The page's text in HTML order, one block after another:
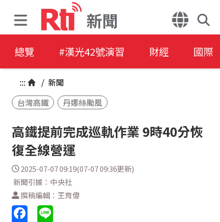
新聞
總覽 #漢光42號演習 財經 國際
::: / 新聞
台灣高鐵
丹娜絲颱風
高鐵提前完成巡軌作業 9時40分恢
復全線營運
2025-07-07 09:19(07-07 09:36更新)
新聞引據：中央社
撰稿編輯：王育偉